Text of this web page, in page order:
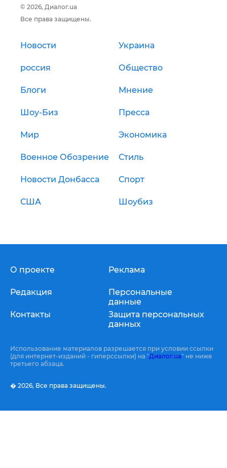
© 2026, Диалог.ua
Все права защищены.
Новости Украина
россия Общество
Блоги Мнение
Шоу-Биз Пресса
Мир Экономика
Военное Обозрение Стиль
Новости Донбасса Спорт
США Шоубиз
О проекте
Редакция
Контакты
Реклама
Персональные
данные
Защита персональных
данных
Использование материалов разрешается при условии ссылки
(для интернет-изданий - гиперссылки) на "Диалог.ua" не ниже
третьего абзаца.
� 2026, Все права защищены.